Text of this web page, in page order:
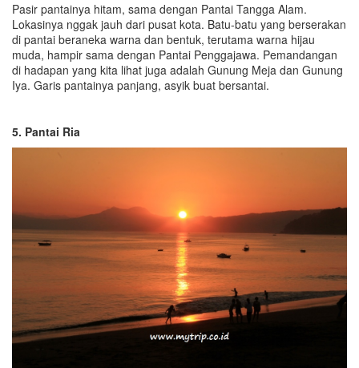
Pasir pantainya hitam, sama dengan Pantai Tangga Alam.
Lokasinya nggak jauh dari pusat kota. Batu-batu yang berserakan
di pantai beraneka warna dan bentuk, terutama warna hijau
muda, hampir sama dengan Pantai Penggajawa. Pemandangan
di hadapan yang kita lihat juga adalah Gunung Meja dan Gunung
Iya. Garis pantainya panjang, asyik buat bersantai.
5. Pantai Ria